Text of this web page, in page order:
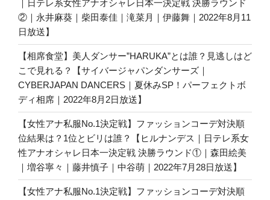
｜日テレ系女性アナオシャレ日本一決定戦 決勝ラウンド
②｜永井麻葵｜柴田泰佳｜滝菜月｜伊藤舞｜2022年8月11
日放送】
【相席食堂】美人ダンサー”HARUKA”とは誰？見逃しはど
こで見れる？【サイバージャパンダンサーズ｜
CYBERJAPAN DANCERS｜夏休みSP！パーフェクトボ
ディ相席｜2022年8月2日放送】
【女性アナ私服No.1決定戦】ファッションコーデ対決順
位結果は？1位とビリは誰？【ヒルナンデス｜日テレ系女
性アナオシャレ日本一決定戦 決勝ラウンド①｜森田絵美
｜増谷寧々｜藤井慎子｜中谷萌｜2022年7月28日放送】
【女性アナ私服No.1決定戦】ファッションコーデ対決順